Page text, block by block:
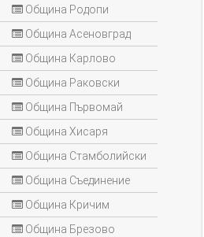
Община Родопи
Община Асеновград
Община Карлово
Община Раковски
Община Първомай
Община Хисаря
Община Стамболийски
Община Съединение
Община Кричим
Община Брезово